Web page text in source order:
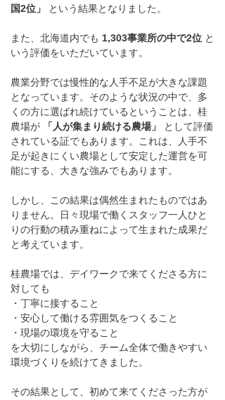
国2位」
という結果となりました。
また、北海道内でも 1,303事業所の中で2位 と
いう評価をいただいています。
農業分野では慢性的な人手不足が大きな課題
となっています。そのような状況の中で、多
くの方に選ばれ続けているということは、桂
農場が
「人が集まり続ける農場」
として評価
されている証でもあります。これは、人手不
足が起きにくい農場として安定した運営を可
能にする、大きな強みでもあります。
しかし、この結果は偶然生まれたものではあ
りません。日々現場で働くスタッフ一人ひと
りの行動の積み重ねによって生まれた成果だ
と考えています。
桂農場では、デイワークで来てくださる方に
対しても
・丁寧に接すること
・安心して働ける雰囲気をつくること
・現場の環境を守ること
を大切にしながら、チーム全体で働きやすい
環境づくりを続けてきました。
その結果として、初めて来てくださった方が